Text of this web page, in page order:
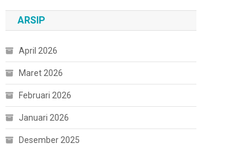
ARSIP
April 2026
Maret 2026
Februari 2026
Januari 2026
Desember 2025